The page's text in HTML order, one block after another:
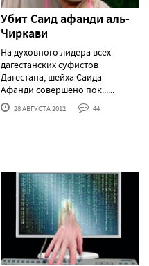
Убит Саид афанди аль-
Чиркави
На духовного лидера всех
дагестанских суфистов
Дагестана, шейха Саида
Афанди совершено пок......
28 АВГУСТА'2012 44